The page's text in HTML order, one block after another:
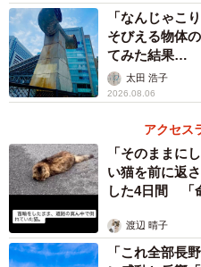
「なんじゃこ
そびえる物体
てみた結果…
太田 浩子
2026.08.06
アクセス
「そのままに
い猫を前に返
した4日間 「
渡辺 晴子
「これ全部長